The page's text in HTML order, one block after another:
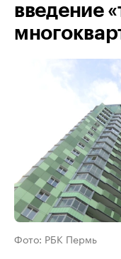
введение
Фото: РБК Пермь